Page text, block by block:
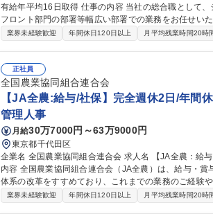
有給年平均16日取得 仕事の内容 当社の総合職として、ジョブローテーションによる人事経理部門や収益事業等の
フロント部門の部署等幅広い部署での業務をお任せい
※下記業務詳細 【業務詳細】■管理部門：広報、人事、経理など当公社の運営に係る管理業務 ■収益部門：駐車場
幹線道路や木造住宅密集地域の特定整備路線の用地
事現場の見学ツアー事業 ※入社後は上記いずれかの部門
職種 【都庁グループ】総合職（事務）◇残業月平均9時
業界未経験歓迎 年間休日120日以上 月平均残業時間20時
正社員
全国農業協同組合連合会
【JA全農:給与/社保】完全週休2日/年間
管理人事
月給30万7000円～63万9000円
東京都千代田区
企業名 全国農業協同組合連合会 求人名 【JA全農：給与/社保】完全週休2日/年間休日124日/基本定時退社 仕事の
内容 全国農業協同組合連合会（JA全農）は、給与・
体系の改革をすすめており、これまでの業務のご経験
ご経験・適性・希望をもとに、以下の中から担当いた
業界未経験歓迎 年間休日120日以上 月平均残業時間20時